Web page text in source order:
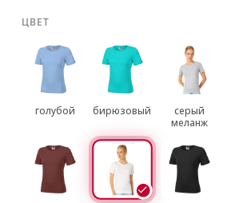
ЦВЕТ
голубой бирюзовый
серый
меланж